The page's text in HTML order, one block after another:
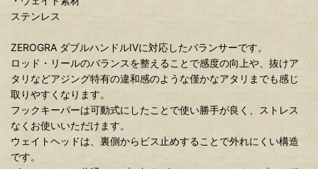
ステンレス
ZEROGRA ダブルハンドルIVに対応したバランサーです。
ロッド・リールのバランスを整えることで感度の向上や、抜けア
タリなどアジング特有の違和感のような僅かなアタリまでも感じ
取りやすくなります。
フックキーパーは可動式にしたことで使い勝手が良く、ストレス
なくお使いいただけます。
ウェイトヘッドは、裏側からビス止めすることで外れにくい構造
です。